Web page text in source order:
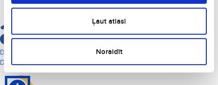
Ļaut atlasi
Noraidīt
Download main logo (SVG)
Download main logo (PNG)